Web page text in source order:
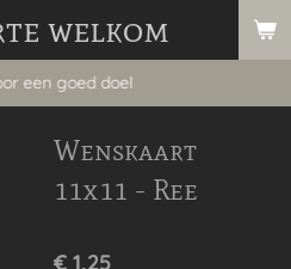
welkom
een goed doel
Wenskaart
11x11 - Ree
€ 1,25